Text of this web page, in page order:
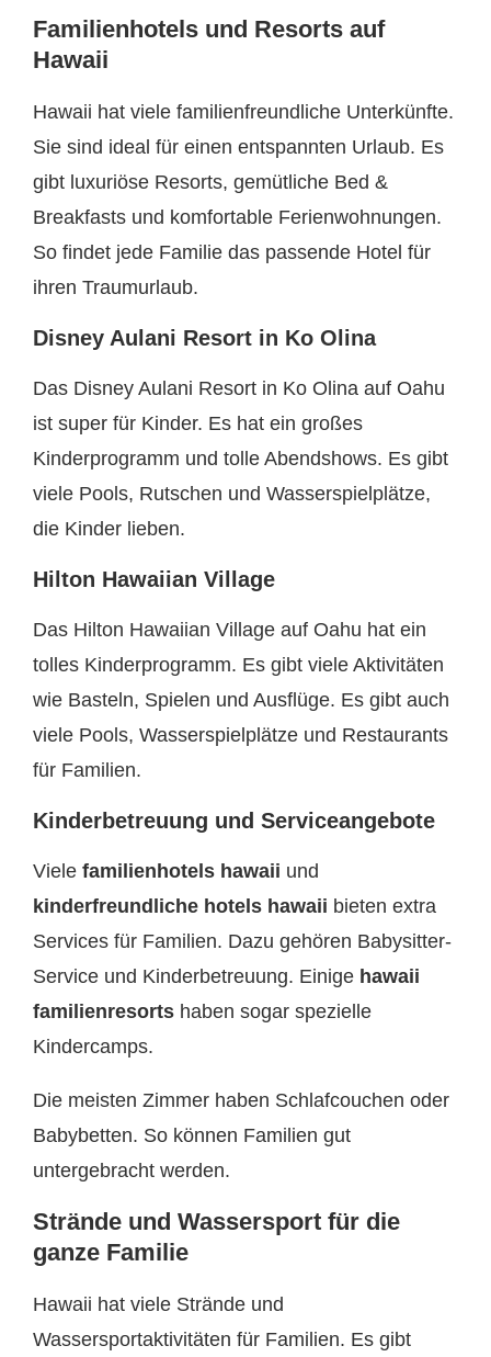
Familienhotels und Resorts auf
Hawaii
Hawaii hat viele familienfreundliche Unterkünfte.
Sie sind ideal für einen entspannten Urlaub. Es
gibt luxuriöse Resorts, gemütliche Bed &
Breakfasts und komfortable Ferienwohnungen.
So findet jede Familie das passende Hotel für
ihren Traumurlaub.
Disney Aulani Resort in Ko Olina
Das Disney Aulani Resort in Ko Olina auf Oahu
ist super für Kinder. Es hat ein großes
Kinderprogramm und tolle Abendshows. Es gibt
viele Pools, Rutschen und Wasserspielplätze,
die Kinder lieben.
Hilton Hawaiian Village
Das Hilton Hawaiian Village auf Oahu hat ein
tolles Kinderprogramm. Es gibt viele Aktivitäten
wie Basteln, Spielen und Ausflüge. Es gibt auch
viele Pools, Wasserspielplätze und Restaurants
für Familien.
Kinderbetreuung und Serviceangebote
Viele familienhotels hawaii und
kinderfreundliche hotels hawaii bieten extra
Services für Familien. Dazu gehören Babysitter-
Service und Kinderbetreuung. Einige hawaii
familienresorts haben sogar spezielle
Kindercamps.
Die meisten Zimmer haben Schlafcouchen oder
Babybetten. So können Familien gut
untergebracht werden.
Strände und Wassersport für die
ganze Familie
Hawaii hat viele Strände und
Wassersportaktivitäten für Familien. Es gibt